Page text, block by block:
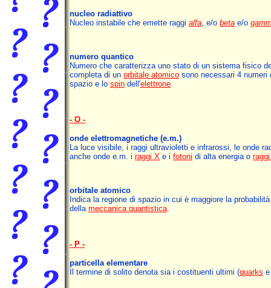
nucleo radiattivo
Nucleo instabile che emette raggi alfa e/o beta e/o
numero quantico
Numero che caratterizza uno stato di un sistema fisico
completa di un orbitale atomico sono necessari 4 numeri
spazio e lo spin dell'elettrone
- O -
onde elettromagnetiche (e.m.)
La luce visibile, i raggi ultravioletti e infrarossi, le onde
anche onde e.m. i raggi X e i fotoni di alta energia o
orbitale atomico
Indica la regione di spazio in cui è maggiore la
della meccanica quantistica
- P -
particella elementare
Il termine di solito denota sia i costituenti ultimi (quarks